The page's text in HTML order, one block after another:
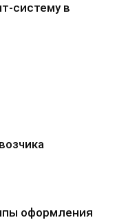
систему в
оформления